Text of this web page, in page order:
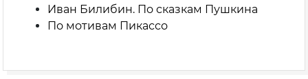
Иван Билибин. По сказкам Пушкина
По мотивам Пикассо